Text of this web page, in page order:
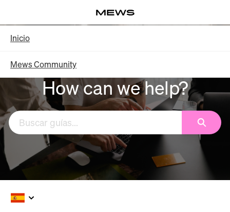
contenido
principal
Inicio
Mews Community
How can we help?
Buscar